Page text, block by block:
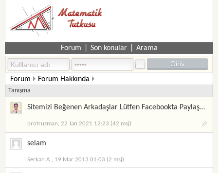
Forum Son konular Arama
Forum Forum Hakkında
Tanışma
Sitemizi Beğenen Arkadaşlar Lütfen Facebookta Paylaşalım
protruzman, 22 Jan 2021 12:23 (42 msj)
selam
Serkan A., 19 Mar 2013 01:03 (2 msj)